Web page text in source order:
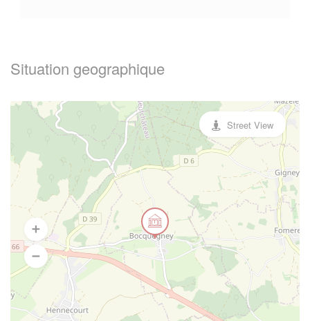
Situation geographique
Street View